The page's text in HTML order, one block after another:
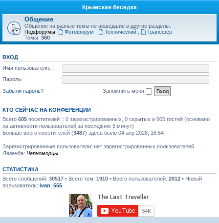
Крымская беседка
Общение
Общение на разные темы не вошедшие в другие разделы.
Подфорумы:
Фотофорум Технический
Трансфер
Темы: 360
ВХОД
Имя пользователя:
Пароль:
Забыли пароль?
Запомнить меня
КТО СЕЙЧАС НА КОНФЕРЕНЦИИ
Всего 605 посетителей :: 0 зарегистрированных, 0 скрытых и 605 гостей (основано
на активности пользователей за последние 5 минут)
Больше всего посетителей (3487) здесь было 04 апр 2026, 16:54
Зарегистрированные пользователи: нет зарегистрированных пользователей
Легенда: Черноморцы
СТАТИСТИКА
Всего сообщений: 30517 • Всего тем: 1910 • Всего пользователей: 2012 • Новый
пользователь: ivan_555